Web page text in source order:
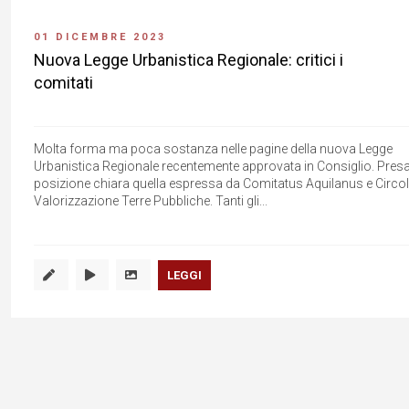
01 DICEMBRE 2023
Nuova Legge Urbanistica Regionale: critici i
comitati
Molta forma ma poca sostanza nelle pagine della nuova Legge
Urbanistica Regionale recentemente approvata in Consiglio.
posizione chiara quella espressa da Comitatus Aquilanus e
Valorizzazione Terre Pubbliche. Tanti gli...
LEGGI